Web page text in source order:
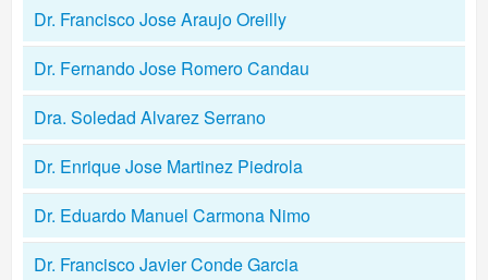
Dr. Francisco Jose Araujo Oreilly
Dr. Fernando Jose Romero Candau
Dra. Soledad Alvarez Serrano
Dr. Enrique Jose Martinez Piedrola
Dr. Eduardo Manuel Carmona Nimo
Dr. Francisco Javier Conde Garcia